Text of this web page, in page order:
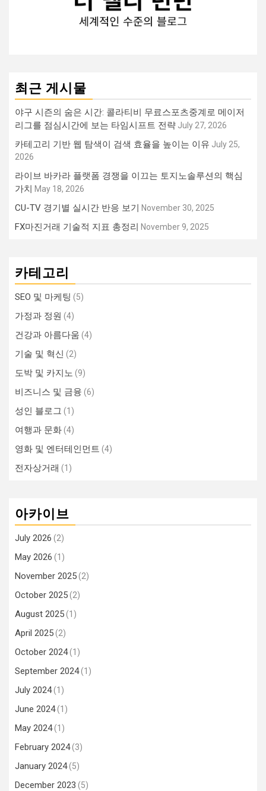
최근 게시물
야구 시즌의 숨은 시간: 콜라티비 무료스포츠중계로 메이저
리그를 점심시간에 보는 타임시프트 전략 July 27, 2026
카테고리 기반 웹 탐색이 검색 효율을 높이는 이유 July 25,
2026
라이브 바카라 플랫폼 경쟁을 이끄는 토지노솔루션의 핵심
가치
May 18, 2026
CU-TV 경기별 실시간 반응 보기 November 30, 2025
FX마진거래 기술적 지표 총정리 November 9, 2025
카테고리
SEO 및 마케팅 (5)
가정과 정원 (4)
건강과 아름다움 (4)
기술 및 혁신 (2)
도박 및 카지노 (9)
비즈니스 및 금융 (6)
성인 블로그 (1)
여행과 문화(4)
영화 및 엔터테인먼트 (4)
전자상거래 (1)
아카이브
July 2026 (2)
May 2026 (1)
November 2025(2)
October 2025(2)
August 2025(1)
April 2025(2)
October 2024(1)
September 2024(1)
July 2024(1)
June 2024(1)
May 2024(1)
February 2024(3)
January 2024(5)
December 2023 (5)